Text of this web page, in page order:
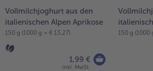
- 5 € beim Kauf von 7
Vollmilchjoghurt aus den
italienischen Alpen Aprikose
150 g (1000 g = € 13,27)
1,99 €
inkl. MwSt.
150 g (1000